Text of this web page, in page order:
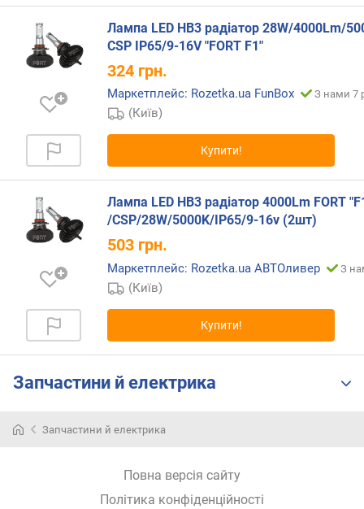
и
х
д
о
е
ш
и
х
з
а
в
д
у
и
а
Лампа LED HB3 радіатор 28W/4000Lm/
CSP IP65/9-16V "FORT F1"
324 грн.
Маркетплейс: Rozetka.ua FunBox З нами 7
(Київ)
Купити!
Лампа LED HB3 радіатор 4000Lm FORT
/CSP/28W/5000K/IP65/9-16v (2шт)
503 грн.
Маркетплейс: Rozetka.ua АВТОливер З
(Київ)
Купити!
Запчастини й електрика
Запчастини й електрика
Повна версія сайту
Політика конфіденційності